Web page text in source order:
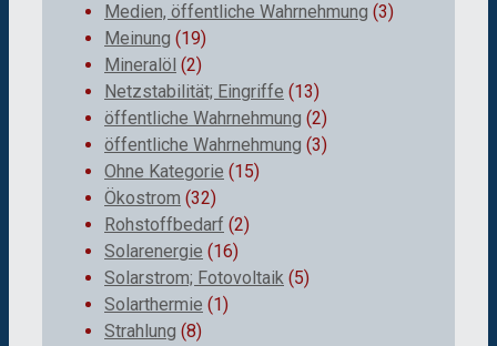
Medien, öffentliche Wahrnehmung (3)
Meinung (19)
Mineralöl (2)
Netzstabilität; Eingriffe (13)
öffentliche Wahrnehmung (2)
öffentliche Wahrnehmung (3)
Ohne Kategorie (15)
Ökostrom (32)
Rohstoffbedarf (2)
Solarenergie (16)
Solarstrom; Fotovoltaik (5)
Solarthermie (1)
Strahlung (8)